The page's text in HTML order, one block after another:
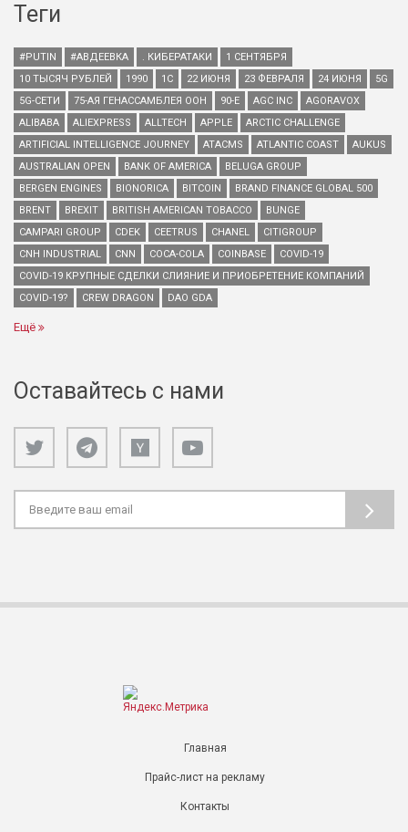
Теги
#PUTIN #АВДЕЕВКА . КИБЕРАТАКИ
1 СЕНТЯБРЯ
10 ТЫСЯЧ РУБЛЕЙ
1990 1С 22 ИЮНЯ 23 ФЕВРАЛЯ 24 ИЮНЯ
5G
5G-СЕТИ
75-АЯ ГЕНАССАМБЛЕЯ ООН 90-Е AGC INC
AGORAVOX
ALIBABA
ALIEXPRESS ALLTECH APPLE
ARCTIC CHALLENGE
ARTIFICIAL INTELLIGENCE JOURNEY
ATACMS ATLANTIC COAST
AUKUS
AUSTRALIAN OPEN
BANK OF AMERICA
BELUGA GROUP
BERGEN ENGINES
BIONORICA BITCOIN
BRAND FINANCE GLOBAL 500
BRENT
BREXIT BRITISH AMERICAN TOBACCO
BUNGE
CAMPARI GROUP
CDEK CEETRUS CHANEL
CITIGROUP
CNH INDUSTRIAL
CNN COCA-COLA COINBASE
COVID-19
COVID-19 КРУПНЫЕ СДЕЛКИ СЛИЯНИЕ И ПРИОБРЕТЕНИЕ КОМПАНИЙ
COVID-19?
CREW DRAGON DAO GDA
Ещё
Оставайтесь с нами
Главная
Прайс-лист на рекламу
Контакты